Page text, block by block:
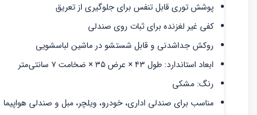
پوشش توری قابل تنفس برای جلوگیری از تعریق
کفی غیر لغزنده برای ثبات روی صندلی
روکش جداشدنی و قابل شستشو در ماشین لباسشویی
ابعاد استاندارد: طول ۴۳ × عرض ۳۵ × ضخامت ۷ سانتی‌متر
رنگ: مشکی
مناسب برای صندلی اداری، خودرو، ویلچر، مبل و صندلی هواپیما